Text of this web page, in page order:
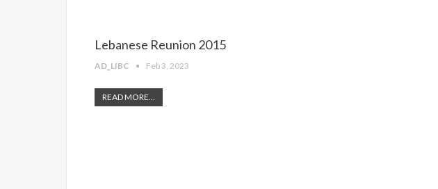
Lebanese Reunion 2015
AD_LIBC Feb 3, 2023
READ MORE...